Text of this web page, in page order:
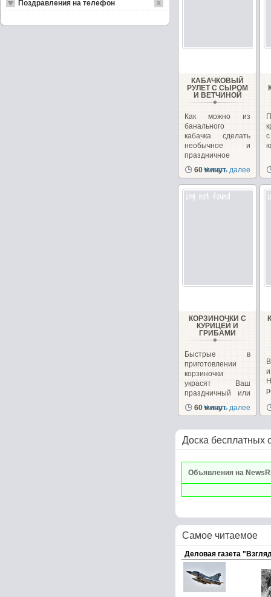
КАБАЧКОВЫЙ
РУЛЕТ С СЫРОМ
И ВЕТЧИНОЙ
Как можно из
банального
кабачка сделать
необычное и
праздничное
блюдо. Взяв...
60 минут
Читать далее
КОРЗИНОЧКИ С
КУРИЦЕЙ И
ГРИБАМИ
Быстрые в
приготовлении
корзиночки
украсят Ваш
праздничный или
повседневный...
60 минут
Читать далее
Доска бесплатных
Объявления на
Самое читаемое
Поздравления на телефон